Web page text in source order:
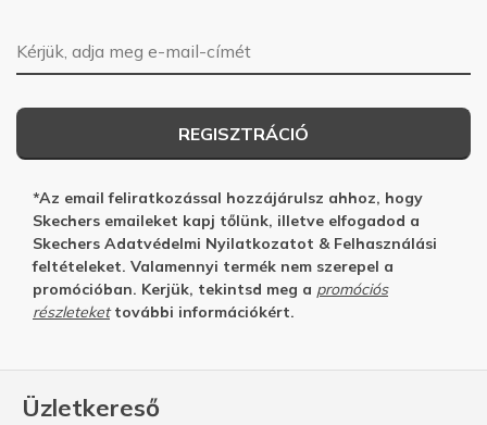
Üzletkereső
E-mail-cím
REGISZTRÁCIÓ
*Az email feliratkozással hozzájárulsz ahhoz, hogy
Skechers emaileket kapj tőlünk, illetve elfogadod a
Skechers Adatvédelmi Nyilatkozatot & Felhasználási
feltételeket. Valamennyi termék nem szerepel a
promócióban. Kerjük, tekintsd meg a promóciós
részletekettovábbi információkért.